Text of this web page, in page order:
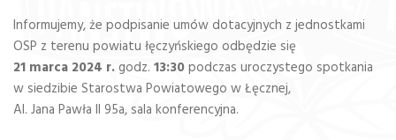
Informujemy, że podpisanie umów dotacyjnych z jednostkami
OSP z terenu powiatu łęczyńskiego odbędzie się
21 marca 2024 r.godz. 13:30podczas uroczystego spotkania
w siedzibie Starostwa Powiatowego w Łęcznej,
Al. Jana Pawła II 95a, sala konferencyjna.